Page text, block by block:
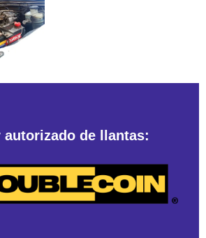
de llantas: